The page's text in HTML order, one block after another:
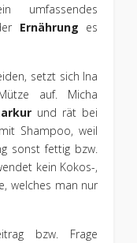
Ernährung es
setzt sich Ina
auf. Micha
und rät bei
Shampoo, weil
sonst fettig bzw.
kein Kokos-,
welches man nur
bzw. Frage